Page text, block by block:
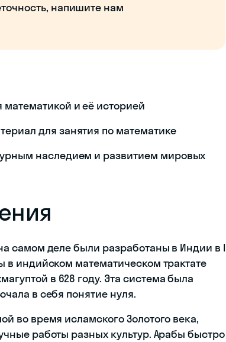
напишите нам
и её историей
для занятия по математике
наследием и развитием мировых
самом деле были разработаны в Индии в I
индийском математическом трактате
в 628 году. Эта система была
в себя понятие нуля.
во время исламского Золотого века,
работы разных культур. Арабы быстро